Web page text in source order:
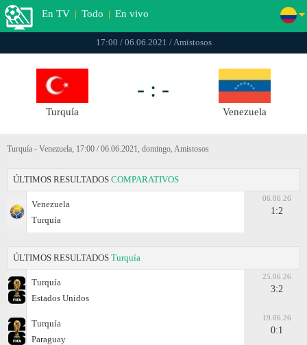
En TV | Todo | En vivo
17:00 / 06.06.2021 / Amistosos
Turquía
- : -
Venezuela
Turquía - Venezuela, 17:00 / 06.06.2021, domingo, Amistosos
ÚLTIMOS RESULTADOS COMPARATIVOS
Venezuela
Turquía
06.06.26
1:2
ÚLTIMOS RESULTADOS Turquía
Turquía
Estados Unidos
25.06.26
3:2
Turquía
Paraguay
19.06.26
0:1